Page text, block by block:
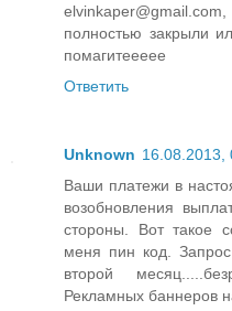
полностью закрыли
помагитеееее
Ответить
Unknown 16.08.2013,
Ваши платежи в
возобновления
стороны. Вот такое
меня пин код.
второй
Рекламных баннеров